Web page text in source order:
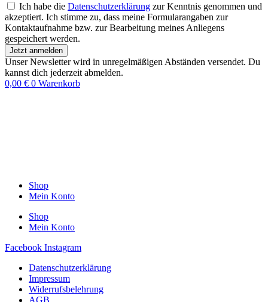
Ich habe die Datenschutzerklärung zur Kenntnis genommen und
akzeptiert. Ich stimme zu, dass meine Formularangaben zur
Kontaktaufnahme bzw. zur Bearbeitung meines Anliegens
gespeichert werden.
Jetzt anmelden
Unser Newsletter wird in unregelmäßigen Abständen versendet. Du
kannst dich jederzeit abmelden.
0,00 € 0 Warenkorb
Shop
Mein Konto
Shop
Mein Konto
Facebook Instagram
Datenschutzerklärung
Impressum
Widerrufsbelehrung
AGB